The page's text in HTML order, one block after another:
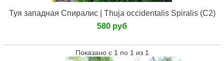
Туя западная Спиралис | Thuja occidentalis Spiralis (С2)
580 руб
Показано с 1 по 1 из 1